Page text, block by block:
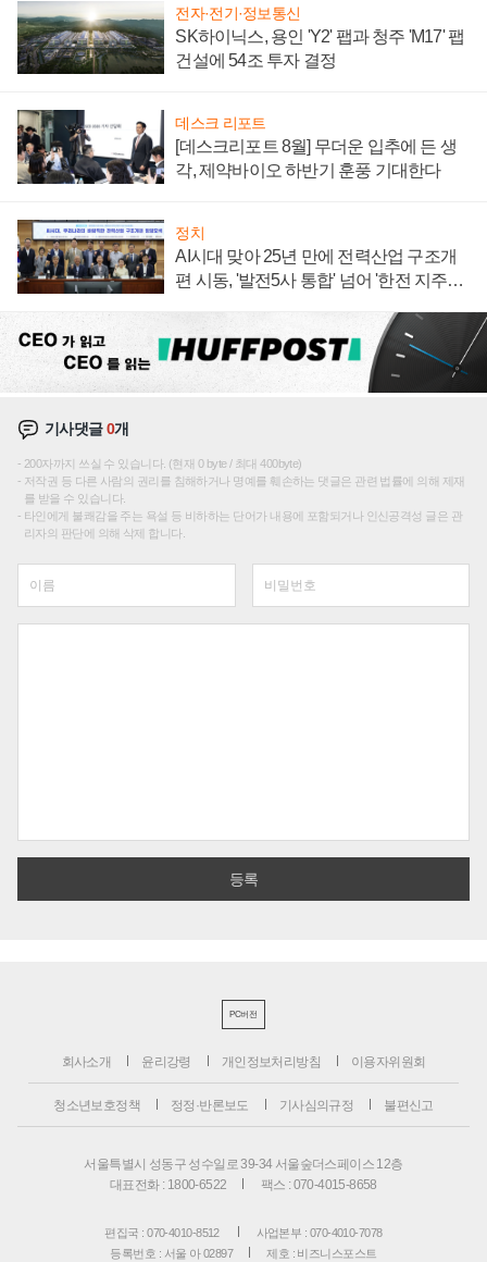
전자·전기·정보통신
SK하이닉스, 용인 'Y2' 팹과 청주 'M17' 팹
건설에 54조 투자 결정
데스크 리포트
[데스크리포트 8월] 무더운 입추에 든 생
각, 제약바이오 하반기 훈풍 기대한다
정치
AI시대 맞아 25년 만에 전력산업 구조개
편 시동, '발전5사 통합' 넘어 '한전 지주사'
기사댓글0개
200자까지 쓰실 수 있습니다. (현재 0 byte / 최대 400byte)
저작권 등 다른 사람의 권리를 침해하거나 명예를 훼손하는 댓글은 관련 법률에 의해 제재
를 받을 수 있습니다.
타인에게 불쾌감을 주는 욕설 등 비하하는 단어가 내용에 포함되거나 인신공격성 글은 관
리자의 판단에 의해 삭제 합니다.
PC버전
회사소개 윤리강령 개인정보처리방침 이용자위원회
청소년보호정책 정정·반론보도 기사심의규정 불편신고
서울특별시 성동구 성수일로 39-34 서울숲더스페이스 12층
대표전화 : 1800-6522
팩스 : 070-4015-8658
편집국 : 070-4010-8512
사업본부 : 070-4010-7078
등록번호 : 서울 아 02897
제호 : 비즈니스포스트